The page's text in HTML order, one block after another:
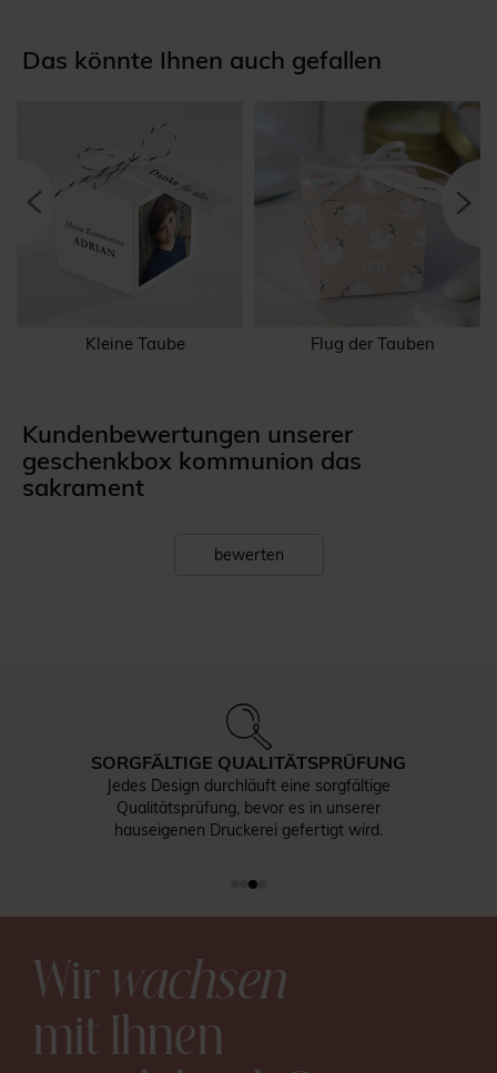
Das könnte Ihnen auch gefallen
Kleine Taube Flug der Tauben
Kundenbewertungen unserer
geschenkbox kommunion das
sakrament
bewerten
SORGFÄLTIGE QUALITÄTSPRÜFUNG
Jedes Design durchläuft eine sorgfältige
Qualitätsprüfung, bevor es in unserer
hauseigenen Druckerei gefertigt wird.
Wirwachsen
mit Ihnen